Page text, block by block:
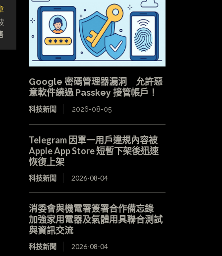
Google 密碼管理器漏洞 允許惡
意軟件繞過 Passkey 接管帳戶！
科技新聞 2026-08-05
Telegram 因單一用戶違規內容被
Apple App Store 短暫下架後迅速
恢復上架
科技新聞 2026-08-04
消委會與機電署簽署合作備忘錄
加強家用電器及氣體用具聯合測試
與資訊交流
科技新聞 2026-08-04